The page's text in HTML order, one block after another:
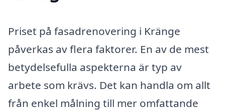
Priset på fasadrenovering i Kränge
påverkas av flera faktorer. En av de mest
betydelsefulla aspekterna är typ av
arbete som krävs. Det kan handla om allt
från enkel målning till mer omfattande